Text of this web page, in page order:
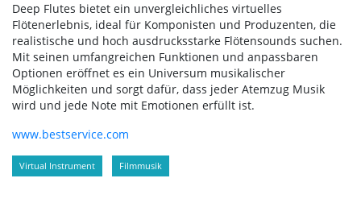
Deep Flutes bietet ein unvergleichliches virtuelles
Flötenerlebnis, ideal für Komponisten und Produzenten, die
realistische und hoch ausdrucksstarke Flötensounds suchen.
Mit seinen umfangreichen Funktionen und anpassbaren
Optionen eröffnet es ein Universum musikalischer
Möglichkeiten und sorgt dafür, dass jeder Atemzug Musik
wird und jede Note mit Emotionen erfüllt ist.
www.bestservice.com
Virtual Instrument Filmmusik